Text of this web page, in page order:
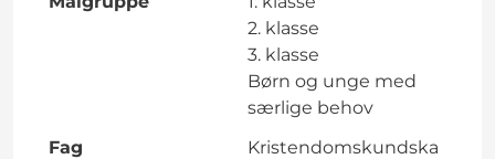
2. klasse
3. klasse
Børn og unge med
særlige behov
Fag
Kristendomskundska